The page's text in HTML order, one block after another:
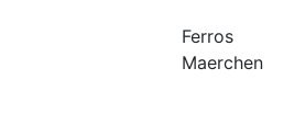
Ferros
Maerchen